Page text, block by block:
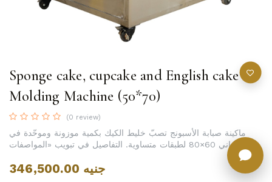
Sponge cake, cupcake and English cake
Molding Machine (50*70)
(0 review)
ماكينة صبابة الأسبونج تصبّ خليط الكيك بكمية موزونة وموحّدة في
346,500.00 جنيه